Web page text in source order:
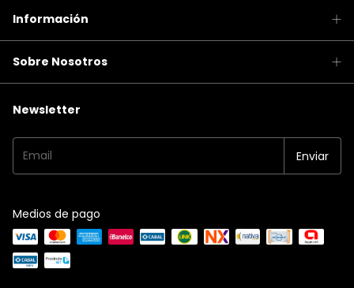
Información
Sobre Nosotros
Newsletter
Medios de pago